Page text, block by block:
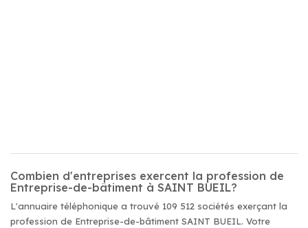
Combien d'entreprises exercent la profession de
Entreprise-de-bâtiment à SAINT BUEIL?
L'annuaire téléphonique a trouvé 109 512 sociétés exerçant la
profession de Entreprise-de-bâtiment SAINT BUEIL. Votre